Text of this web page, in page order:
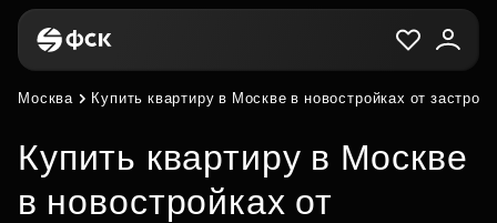
Москва Купить квартиру в Москве в новостройках от
Купить квартиру в Москве
в новостройках от